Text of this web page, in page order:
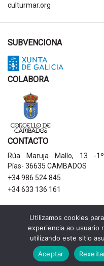
culturmar.org
SUBVENCIONA
COLABORA
CONTACTO
Rúa Maruja Mallo, 13 -
Pías- 36635 CAMBADOS
+34 986 524 845
+34 633 136 161
AVISOS LEGAIS
Política de privacidade
Aviso legal
Política de cookies
Utilizamos cookies
experiencia ao usuario
utilizando este sitio
Aceptar